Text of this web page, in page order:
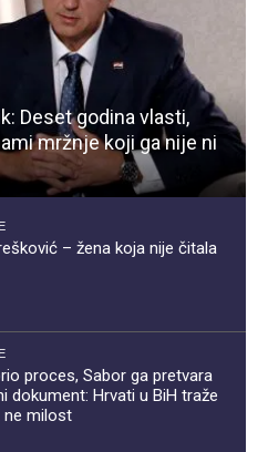
Deset godina vlasti,
mržnje koji ga nije ni
– žena koja nije čitala
proces, Sabor ga pretvara
dokument: Hrvati u BiH traže
ne milost